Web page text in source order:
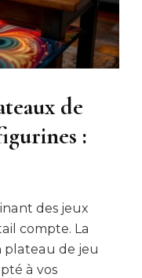
de
:
des jeux
compte. La
plateau de jeu
à vos